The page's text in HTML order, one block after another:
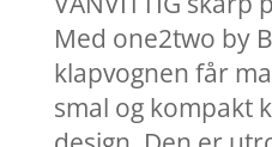
Med one2two by
klapvognen får
smal og kompakt